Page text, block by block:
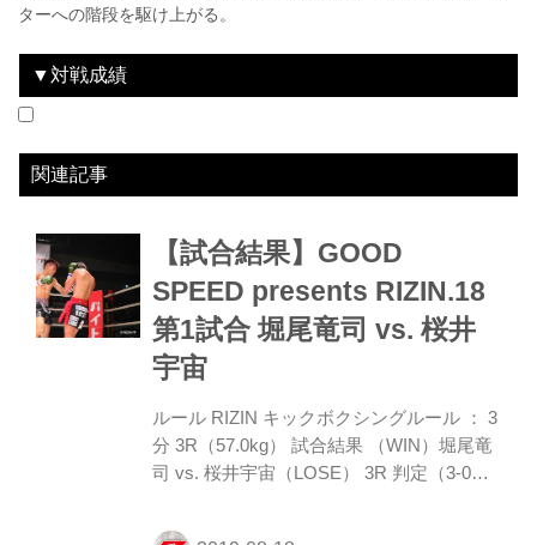
ターへの階段を駆け上がる。
▼対戦成績
関連記事
【試合結果】GOOD
SPEED presents RIZIN.18
第1試合 堀尾竜司 vs. 桜井
宇宙
ルール RIZIN キックボクシングルール ： 3
分 3R（57.0kg） 試合結果 （WIN）堀尾竜
司 vs. 桜井宇宙（LOSE） 3R 判定（3-0）
盤、桜井が左ミドル、前蹴りを放つと堀尾